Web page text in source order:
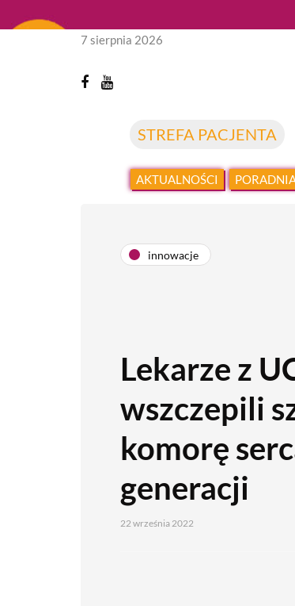
STREFA PACJENTA
7 sierpnia 2026
AKTUALNOŚCI
innowacje
Lekarze z
wszczepili
komorę
generacji
22 września 2022